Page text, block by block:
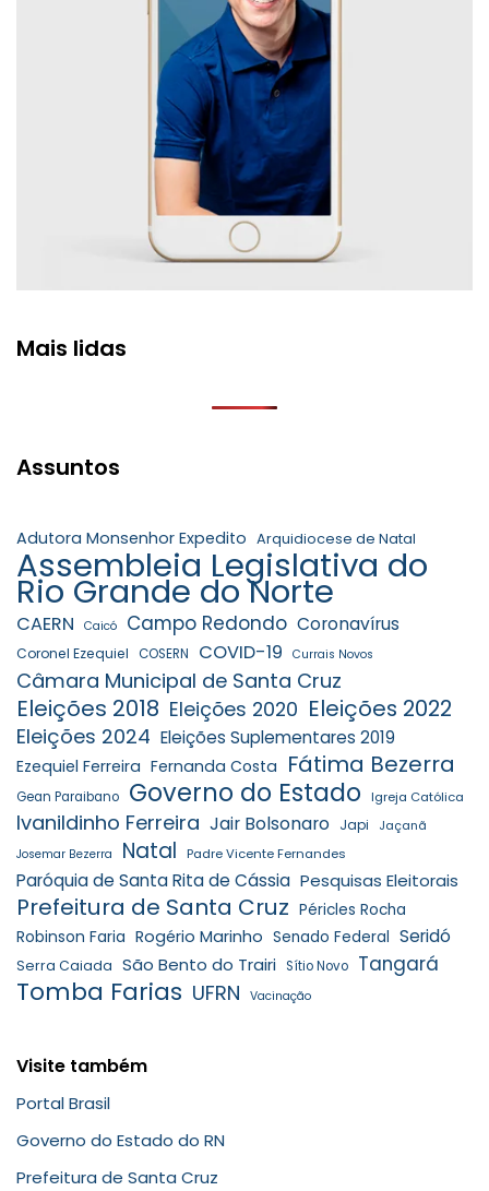
Mais lidas
Assuntos
Adutora Monsenhor Expedito Arquidiocese de Natal
Assembleia Legislativa do
Rio Grande do Norte
CAERN Caicó Campo Redondo Coronavírus
Coronel Ezequiel COSERN COVID-19 Currais Novos
Câmara Municipal de Santa Cruz
Eleições 2018 Eleições 2020 Eleições 2022
Eleições 2024 Eleições Suplementares 2019
Ezequiel Ferreira Fernanda Costa Fátima Bezerra
Gean Paraibano Governo do Estado Igreja Católica
Ivanildinho Ferreira Jair Bolsonaro Japi Jaçanã
Josemar Bezerra Natal Padre Vicente Fernandes
Paróquia de Santa Rita de Cássia Pesquisas Eleitorais
Prefeitura de Santa Cruz Péricles Rocha
Robinson Faria Rogério Marinho Senado Federal Seridó
Serra Caiada São Bento do Trairi Sítio Novo Tangará
Tomba Farias UFRN Vacinação
Visite também
Portal Brasil
Governo do Estado do RN
Prefeitura de Santa Cruz